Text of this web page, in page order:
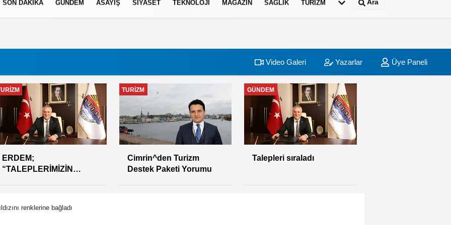
SON DAKİKA GÜNDEM ASAYİŞ SİYASET TEKNOLOJİ MAGAZİN SAĞLIK TURİZM Ara
Video Galeri Yazarlar Üye Paneli
YÖREX KAPILARINI
AÇTI
SİYASET
MHP'den "Teknik borç"
açıklaması
GÜNDEM
“Çocuk Gözüyle
renklerine bağladı